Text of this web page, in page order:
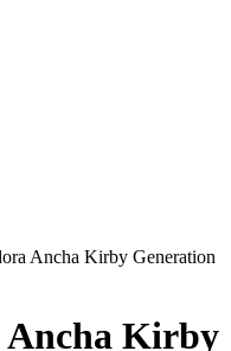
Ancha Kirby Generation
Kirby